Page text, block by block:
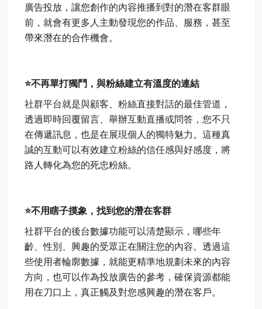
廣告投放，讓您創作的內容推播到對的潛在客群眼
前，就會有更多人主動發現您的作品、服務，甚至
帶來潛在的合作機會。
⭐不再單打獨鬥，與粉絲建立有溫度的連結
社群平台就是與顧客、粉絲直接對話的最佳管道，
透過即時回覆留言、舉辦互動直播或問答，您不只
在傳遞訊息，也是在展現個人的獨特魅力。這種真
誠的互動可以有效建立粉絲的信任感與好感度，將
路人轉化為您的死忠粉絲。
⭐不用瞎子摸象，找到您的潛在客群
社群平台的後台數據功能可以清楚顯示，哪些年
齡、性別、興趣的受眾正在關注您的內容。透過這
些使用者輪廓數據，就能更精準地規劃未來的內容
方向，也可以作為投放廣告的參考，確保資源都能
用在刀口上，真正觸及對您感興趣的潛在客戶。